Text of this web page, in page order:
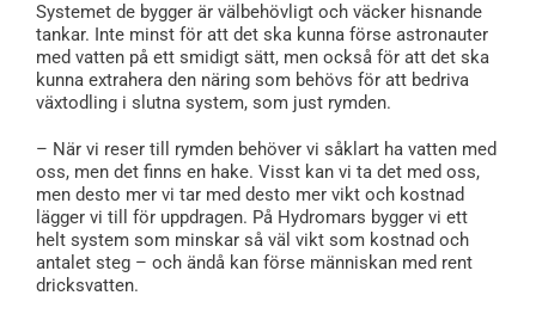
Systemet de bygger är välbehövligt och väcker hisnande
tankar. Inte minst för att det ska kunna förse astronauter
med vatten på ett smidigt sätt, men också för att det ska
kunna extrahera den näring som behövs för att bedriva
växtodling i slutna system, som just rymden.
– När vi reser till rymden behöver vi såklart ha vatten med
oss, men det finns en hake. Visst kan vi ta det med oss,
men desto mer vi tar med desto mer vikt och kostnad
lägger vi till för uppdragen. På Hydromars bygger vi ett
helt system som minskar så väl vikt som kostnad och
antalet steg – och ändå kan förse människan med rent
dricksvatten.